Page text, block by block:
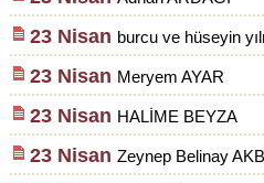
23 Nisan burcu ve hüseyin
23 Nisan Meryem AYAR
23 Nisan HALİME BEYZA
23 Nisan Zeynep Belinay